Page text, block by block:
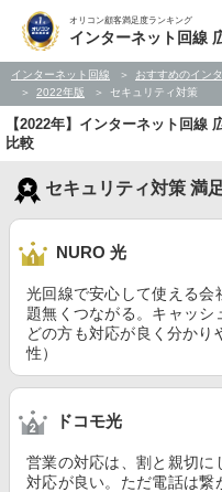
オリコン顧客満足度ランキング
インターネット回線
インターネット回線
おすすめのイン
2022年版
セキュリティ対策
【2022年】インターネット回線
比較
セキュリティ対策 満
NURO 光
光回線で安心して使える会
題無くつながる。キャッ
どの方も対応が良く分か
性）
ドコモ光
営業の対応は、割と親切に
対応が良い。ただ電話は繋